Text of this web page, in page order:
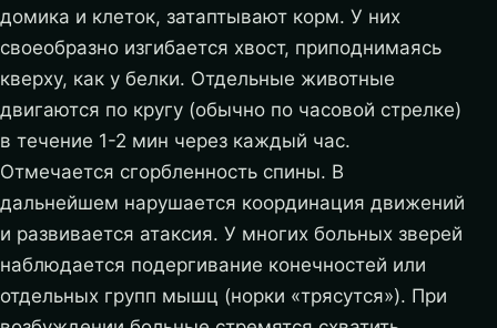
домика и клеток, затаптывают корм. У них
своеобразно изгибается хвост, приподнимаясь
кверху, как у белки. Отдельные животные
двигаются по кругу (обычно по часовой стрелке)
в течение 1-2 мин через каждый час.
Отмечается сгорбленность спины. В
дальнейшем нарушается координация движений
и развивается атаксия. У многих больных зверей
наблюдается подергивание конечностей или
отдельных групп мышц (норки «трясутся»). При